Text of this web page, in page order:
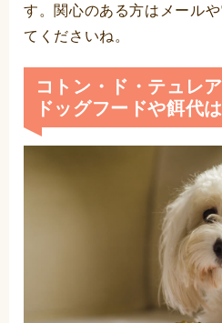
す。関心のある方はメール
てくださいね。
コトン・ド・テュレ
ドッグフードや餌代